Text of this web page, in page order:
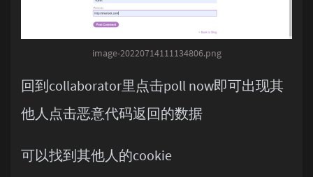
image-20220714111134806.png
回到collaborator里点击poll now即可出现其
他人点击恶意代码返回的数据
可以找到其他人的cookie